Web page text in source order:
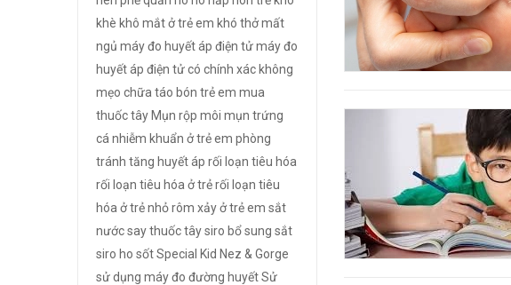
khè khô mắt ở trẻ em khó thởmất
ngủ máy đo huyết áp điện tửmáy đo
huyết áp điện tử có chính xác không
mẹo chữa táo bón trẻ em mua
thuốc tây Mụn rộp môi mụn trứng
cá nhiễm khuẩn ở trẻ em phòng
tránh tăng huyết áp rối loạn tiêu hóa
rối loạn tiêu hóa ở trẻrối loạn tiêu
hóa ở trẻ nhỏrôm xảy ở trẻ em sắt
nướcsay thuốc tâysiro bổ sung sắt
siro ho sốtSpecial Kid Nez & Gorge
sử dụng máy đo đường huyếtSử